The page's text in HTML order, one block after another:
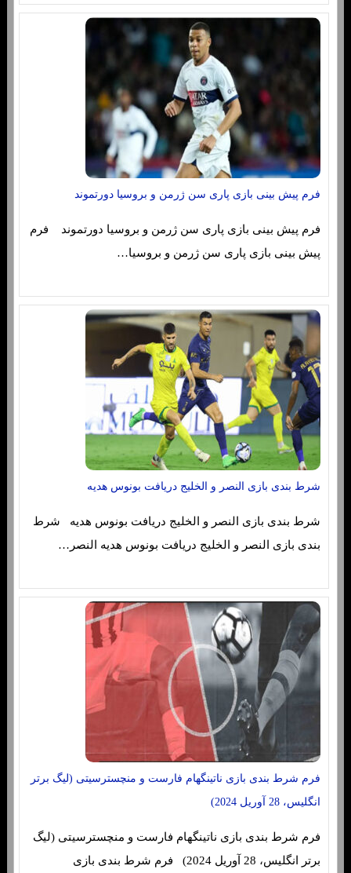
فرم پیش بینی بازی پاری سن ژرمن و بروسیا دورتموند
فرم پیش بینی بازی پاری سن ژرمن و بروسیا دورتموند فرم
پیش بینی بازی پاری سن ژرمن و بروسیا…
شرط بندی بازی النصر و الخلیج دریافت بونوس هدیه
شرط بندی بازی النصر و الخلیج دریافت بونوس هدیه شرط
بندی بازی النصر و الخلیج دریافت بونوس هدیه النصر…
فرم شرط بندی بازی ناتینگهام فارست و منچسترسیتی (لیگ برتر
انگلیس، 28 آوریل 2024)
فرم شرط بندی بازی ناتینگهام فارست و منچسترسیتی (لیگ
برتر انگلیس، 28 آوریل 2024) فرم شرط بندی بازی